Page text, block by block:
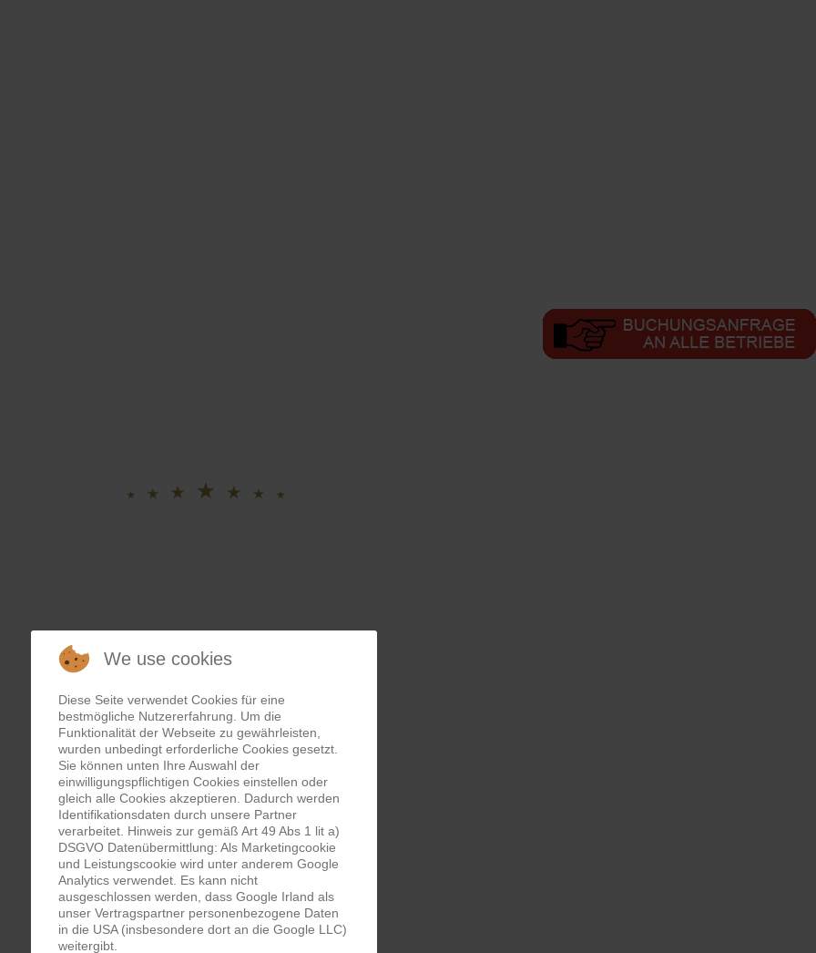
We use cookies
Diese Seite verwendet Cookies für eine
bestmögliche Nutzererfahrung. Um die
Funktionalität der Webseite zu gewährleisten,
wurden unbedingt erforderliche Cookies gesetzt.
Sie können unten Ihre Auswahl der
einwilligungspflichtigen Cookies einstellen oder
gleich alle Cookies akzeptieren. Dadurch werden
Identifikationsdaten durch unsere Partner
verarbeitet. Hinweis zur gemäß Art 49 Abs 1 lit a)
DSGVO Datenübermittlung: Als Marketingcookie
und Leistungscookie wird unter anderem Google
Analytics verwendet. Es kann nicht
ausgeschlossen werden, dass Google Irland als
unser Vertragspartner personenbezogene Daten
in die USA (insbesondere dort an die Google LLC)
weitergibt.